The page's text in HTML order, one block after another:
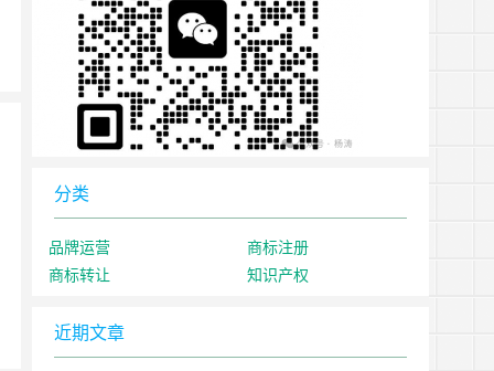
分类
品牌运营
商标注册
商标转让
知识产权
近期文章